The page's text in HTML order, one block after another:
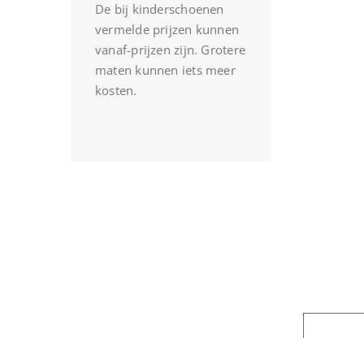
De bij kinderschoenen
vermelde prijzen kunnen
vanaf-prijzen zijn. Grotere
maten kunnen iets meer
kosten.